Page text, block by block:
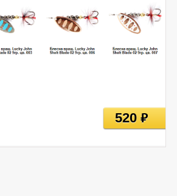
520руб